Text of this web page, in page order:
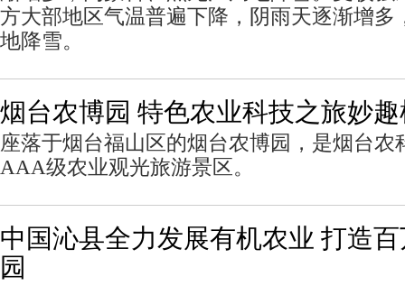
方大部地区气温普遍下降，阴雨天逐渐增多
地降雪。
烟台农博园 特色农业科技之旅妙
座落于烟台福山区的烟台农博园，是烟台农
AAA级农业观光旅游景区。
中国沁县全力发展有机农业 打造
园